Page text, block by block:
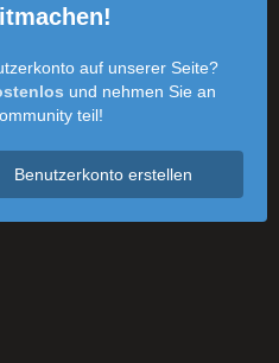
auf unserer Seite?
und nehmen Sie an
teil!
Benutzerkonto erstellen